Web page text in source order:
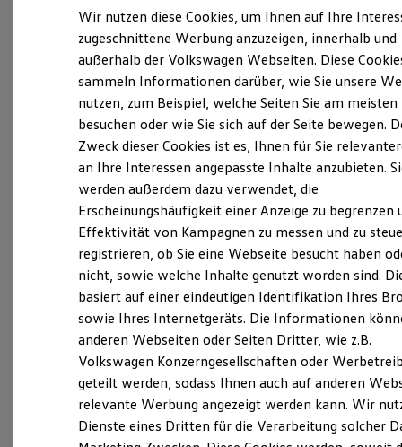
Elektroautos
ID. Tutorials
Elektrofahrzeugkonzepte
Reichweite
Reichweite der ID. Modelle
Reichweite im Winter
Laden
Laden unterwegs
Laden Zuhause
Ladezeitensimulator
Batterie
Sicherheit
Garantie und Lebensdauer
Nachhaltigkeit
Technologie
Kosten und Kauf
Verbrauchskosten
Kaufoptionen
E-Auto-Förderung
Software und Konnektivität
Die ID. Software 6
ID. Software Versionen und Updates
Digitale Extras
Schnittstellen zu Ihrem ID.
Impressum & Rechtliches)
Ganz selbstverständlich.Das
Gebrauchtwagen-
Leistungsversprechen.
Rundum sicher: der 360°Gebrauchtwagen-
Bevor ein VolkswagenZertifizierter
Gebrauchtwagenan unsere Kunden
übergeben wird, prüfen wir den Zustand
Wir nutzen diese Cookies, um Ihnen auf Ihre
zugeschnittene Werbung anzuzeigen, innerhalb und
außerhalb der Volkswagen Webseiten. Diese
sammeln Informationen darüber, wie Sie unsere
nutzen, zum Beispiel, welche Seiten Sie am meisten
besuchen oder wie Sie sich auf der Seite bewegen.
Zweck dieser Cookies ist es, Ihnen für Sie
an Ihre Interessen angepasste Inhalte anzubieten.
werden außerdem dazu verwendet, die
Erscheinungshäufigkeit einer Anzeige zu begrenzen
Effektivität von Kampagnen zu messen und zu
registrieren, ob Sie eine Webseite besucht haben
nicht, sowie welche Inhalte genutzt worden sind.
basiert auf einer eindeutigen Identifikation Ihres
sowie Ihres Internetgeräts. Die Informationen
anderen Webseiten oder Seiten Dritter, wie z.B.
Volkswagen Konzerngesellschaften oder
geteilt werden, sodass Ihnen auch auf anderen
relevante Werbung angezeigt werden kann. Wir
Dienste eines Dritten für die Verarbeitung solcher